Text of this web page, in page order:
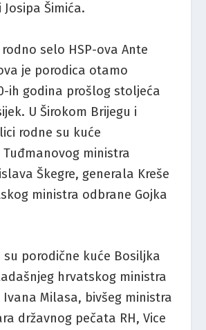
Šimića.
selo HSP-ova Ante
je porodica otamo
ih godina prošlog stoljeća
U Širokom Brijegu i
rodne su kuće
ministra
Škegre, generala Kreše
ministra odbrane Gojka
su porodične kuće Bosiljka
hrvatskog ministra
Milasa, bivšeg ministra
državnog pečata RH, Vice